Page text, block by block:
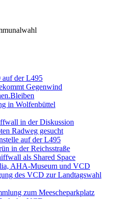
auf der L495
Gegenwind
in Wolfenbüttel
in der Diskussion
Radweg gesucht
auf der L495
in der Reichsstraße
als Shared Space
AHA-Museum und VCD
des VCD zur Landtagswahl
zum Meescheparkplatz